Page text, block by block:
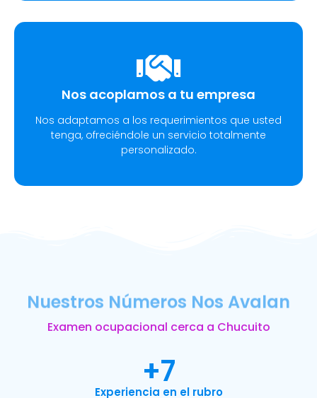
Nos acoplamos a tu empresa
Nos adaptamos a los requerimientos que usted
tenga, ofreciéndole un servicio totalmente
personalizado.
Nuestros Números Nos Avalan
Examen ocupacional cerca a Chucuito
Experiencia en el rubro
+7